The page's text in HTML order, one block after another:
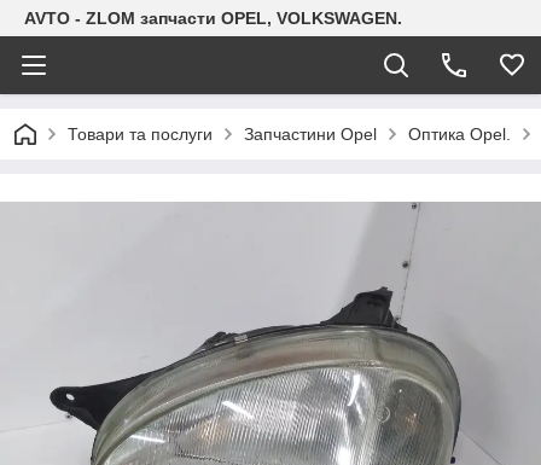
AVTO - ZLOM запчасти OPEL, VOLKSWAGEN.
Товари та послуги Запчастини Opel Оптика Opel.